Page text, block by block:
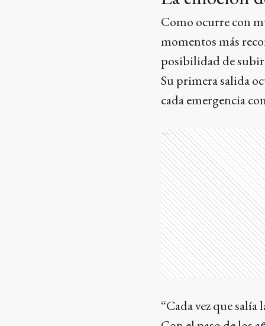
Como ocurre con
momentos más
posibilidad de
Su primera salida
cada emergencia
Ads
“Cada vez que